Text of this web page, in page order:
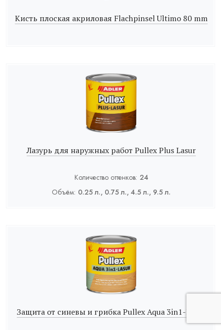
Кисть плоская акриловая Flachpinsel Ultimo 80 mm
Лазурь для наружных работ Pullex Plus Lasur
Количество оттенков: 24
Объём: 0.25 л., 0.75 л., 4.5 л., 9.5 л.
Защита от синевы и грибка Pullex Aqua 3in1-Lasur